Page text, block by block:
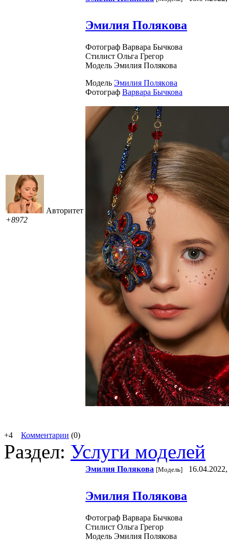
Авторитет
+8972
Эмилия Полякова
Фотограф Варвара Бычкова
Стилист Ольга Грегор
Модель Эмилия Полякова
Модель Эмилия Пoлякoвa
Фотограф Варвара Бычкова
+4 Комментарии (0)
Раздел: Услуги моделей
Эмилия Пoлякoвa [Модель]
Эмилия Полякова
Фотограф Варвара Бычкова
Стилист Ольга Грегор
Модель Эмилия Полякова